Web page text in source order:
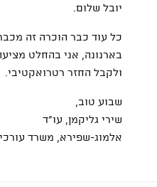
יובל שלום.
כל עוד כבר הוכרה זה
בארנונה, אני בהחלט
ולקבל החזר רטרואקטיבי.
שבוע טוב,
שירי גליקמן, עו"ד
אלמוג-שפירא, משרד עורכי